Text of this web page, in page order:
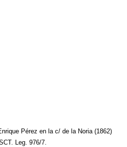
Pérez en la c/ de la Noria (1862)
Leg. 976/7.